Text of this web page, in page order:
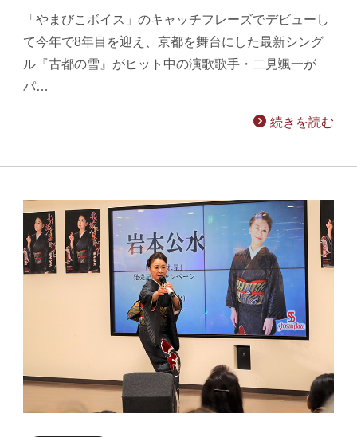
「やまびこボイス」のキャッチフレーズでデビューし
て今年で8年目を迎え、京都を舞台にした最新シング
ル『古都の雪』がヒット中の演歌歌手・二見颯一が
パ…
続きを読む